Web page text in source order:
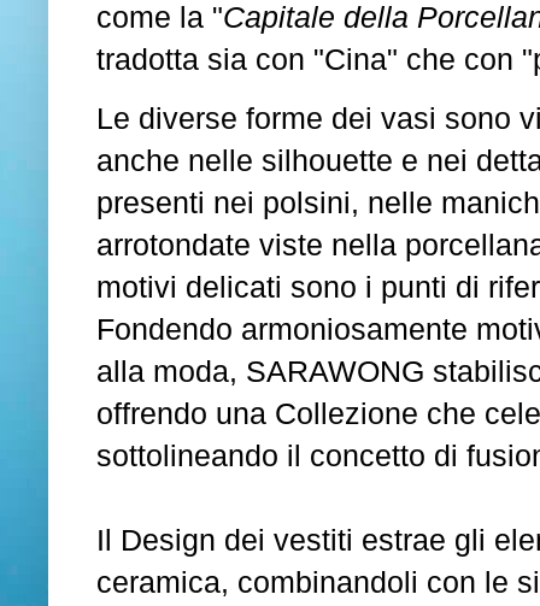
come la "Capitale della
tradotta sia con "Cina" che con
Le diverse forme dei vasi sono
anche nelle silhouette e nei
presenti nei polsini, nelle
arrotondate viste nella
motivi delicati sono i punti di
Fondendo armoniosamente
alla moda, SARAWONG
offrendo una Collezione che
sottolineando il concetto di
Il Design dei vestiti estrae gli
ceramica, combinandoli con le